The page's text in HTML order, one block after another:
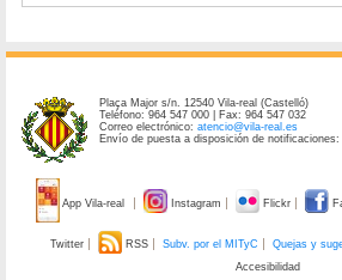
Plaça Major s/n. 12540 Vila-real (Castelló)
Teléfono: 964 547 000 | Fax: 964 547 032
Correo electrónico:atencio@vila-real.es
Envío de puesta a disposición de
App Vila-real Instagram Flickr
Twitter RSS Subv. por el MITyC Quejas y
Accesibilidad